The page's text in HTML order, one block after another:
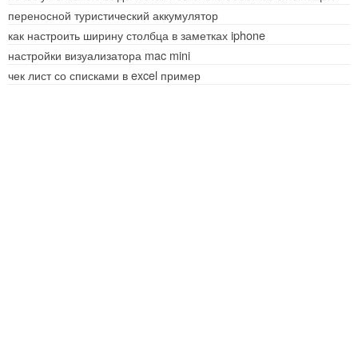
переносной туристический аккумулятор
как настроить ширину столбца в заметках iphone
настройки визуализатора mac mini
чек лист со списками в excel пример